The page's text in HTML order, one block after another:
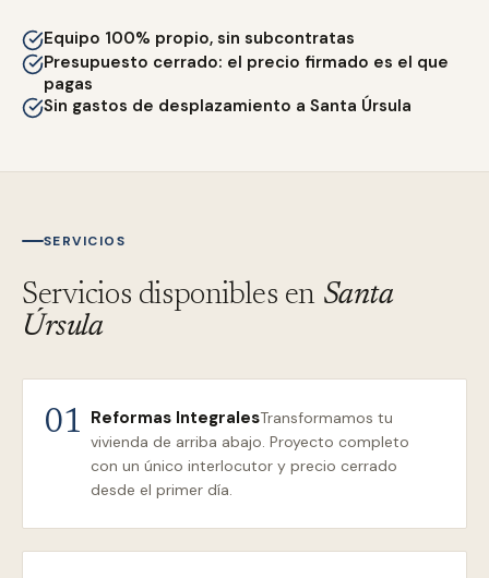
Equipo 100% propio, sin subcontratas
Presupuesto cerrado: el precio firmado es el que
pagas
Sin gastos de desplazamiento a Santa Úrsula
SERVICIOS
Servicios disponibles en Santa
Úrsula
01 Reformas IntegralesTransformamos tu
vivienda de arriba abajo. Proyecto completo
con un único interlocutor y precio cerrado
desde el primer día.